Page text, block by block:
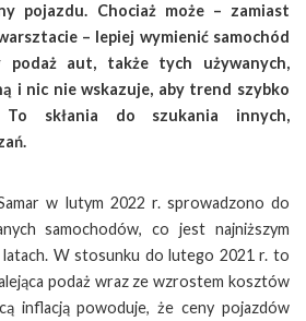
pojazdu. Chociaż może – zamiast
– lepiej wymienić samochód
podaż aut, także tych używanych,
i nic nie wskazuje, aby trend szybko
skłania do szukania innych,
w lutym 2022 r. sprowadzono do
samochodów, co jest najniższym
W stosunku do lutego 2021 r. to
podaż wraz ze wzrostem kosztów
inflacją powoduje, że ceny pojazdów